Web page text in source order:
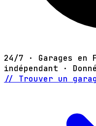
24/7 · Garages en
indépendant ·
// Trouver un